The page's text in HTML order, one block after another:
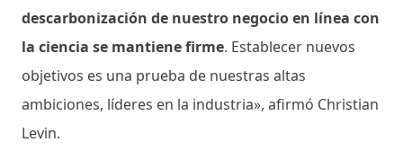
descarbonización de nuestro negocio en línea con
la ciencia se mantiene firme. Establecer nuevos
objetivos es una prueba de nuestras altas
ambiciones, líderes en la industria», afirmó Christian
Levin.